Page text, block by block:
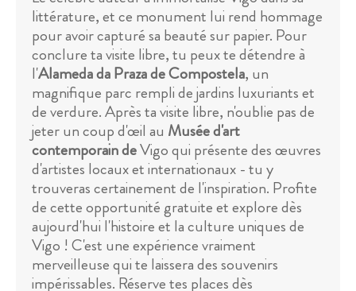
littérature, et ce monument lui rend hommage
pour avoir capturé sa beauté sur papier. Pour
conclure ta visite libre, tu peux te détendre à
l'Alameda da Praza de Compostela, un
magnifique parc rempli de jardins luxuriants et
de verdure. Après ta visite libre, n'oublie pas de
jeter un coup d'œil au Musée d'art
contemporain deVigo qui présente des œuvres
d'artistes locaux et internationaux - tu y
trouveras certainement de l'inspiration. Profite
de cette opportunité gratuite et explore dès
aujourd'hui l'histoire et la culture uniques de
Vigo ! C'est une expérience vraiment
merveilleuse qui te laissera des souvenirs
impérissables. Réserve tes places dès